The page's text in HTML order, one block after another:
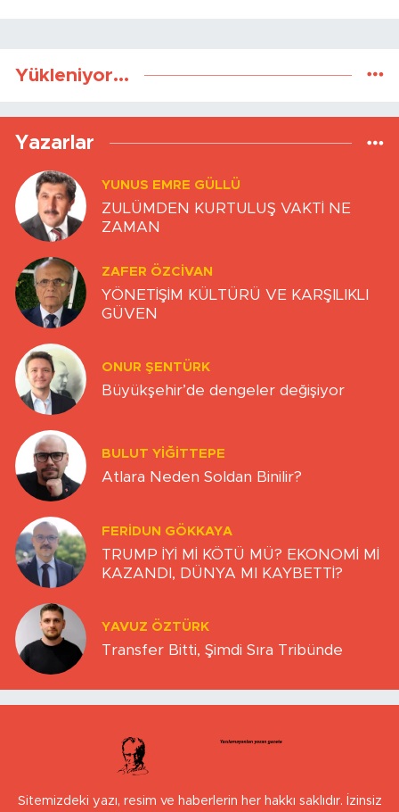
Yükleniyor...
Yazarlar
YUNUS EMRE GÜLLÜ
ZULÜMDEN KURTULUŞ VAKTİ NE
ZAMAN
ZAFER ÖZCIVAN
YÖNETİŞİM KÜLTÜRÜ VE KARŞILIKLI
GÜVEN
ONUR ŞENTÜRK
Büyükşehir’de dengeler değişiyor
BULUT YİĞİTTEPE
Atlara Neden Soldan Binilir?
FERIDUN GÖKKAYA
TRUMP İYİ Mİ KÖTÜ MÜ? EKONOMİ Mİ
KAZANDI, DÜNYA MI KAYBETTİ?
YAVUZ ÖZTÜRK
Transfer Bitti, Şimdi Sıra Tribünde
Sitemizdeki yazı, resim ve haberlerin her hakkı saklıdır. İzinsiz